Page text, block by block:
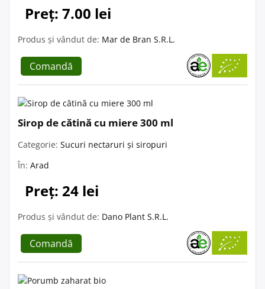
Preț: 7.00 lei
Produs și vândut de: Mar de Bran S.R.L.
Comandă
Sirop de cătină cu miere 300 ml
Categorie: Sucuri nectaruri și siropuri
În: Arad
Preț: 24 lei
Produs și vândut de: Dano Plant S.R.L.
Comandă